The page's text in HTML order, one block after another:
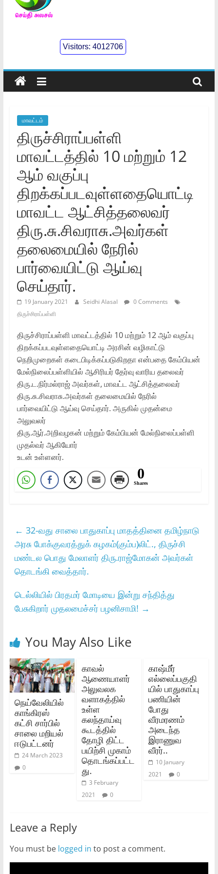
செய்திஅலசல்
Seidhialasal
Tamil
Online
Visitors:4012706
மாவட்டம்
திருச்சிராப்பள்ளி
மாவட்டத்தில்‌ 10 மற்றும்‌ 12
ஆம்‌ வகுப்பு
திறக்கப்படவுள்ளதையொட்டி
மாவட்ட ஆட்சித்தலைவர்‌
திரு.சு.சிவராசு.அவர்கள்‌
தலைமையில்‌ நேரில்‌
பார்வையிட்டு ஆய்வு
செய்தார்‌.
19 January 2021 Seidhi Alasal
0 Comments
திருச்சிராப்பள்ளி
திருச்சிராப்பள்ளி மாவட்டத்தில்‌ 10 மற்றும்‌ 12 ஆம்‌ வகுப்பு
திறக்கப்படவுள்ளதையொட்டி அரசின்‌ வழிகாட்டு
நெறிமுறைகள்‌ கடைபிடிக்கப்படுகிறதா என்பதை கேம்பியன்‌
மேல்நிலைப்பள்ளியில்‌ ஆசிரியர்‌ தேர்வு வாரிய தலைவர்‌
திரு.ட.நிர்மல்ராஜ்‌ அவர்கள்‌, மாவட்ட ஆட்சித்தலைவர்‌
திரு.சு.சிவராசு.அவர்கள்‌ தலைமையில்‌ நேரில்‌
பார்வையிட்டு ஆய்வு செய்தார்‌. அருகில்‌ முதன்மை
அலுவலர்‌
திரு.ஆர்‌.அறிவழகன்‌ மற்றும்‌ கேம்பியன்‌ மேல்நிலைப்பள்ளி
முதல்வர்‌ ஆகியோர்‌
உடன்‌ உள்ளனர்‌.
0
Shares
← 32-வது சாலை பாதுகாப்பு மாதத்தினை தமிழ்நாடு
அரசு போக்குவரத்துக்‌ கழகம்‌(கும்ப‌)லிட்‌., திருச்சி
மண்டல பொது மேலாளர்‌ திரு.ராஜ்மோகன்‌ அவர்கள்‌
தொடங்கி வைத்தார்‌.
டெல்லியில் பிரதமர் மோடியை இன்று சந்தித்து
பேசுகிறார் முதலமைச்சர் பழனிசாமி! →
You May Also Like
நெய்வேலியில்
காங்கிரஸ்
கட்சி சார்பில்
சாலை மறியல்
ஈடுபட்டனர்
24 March 2023
0
காவல்
ஆணையாளர்
அலுவலக
வளாகத்தில்
உள்ள
கலந்தாய்வு
கூடத்தில்
தோழி திட்ட
பயிற்சி முகாம்
தொடங்கப்பட்ட
து.
3 February
2021
0
காஷ்மீர்
எல்லைப்பகுதி
யில் பாதுகாப்பு
பணியின்
போது
வீரமரணம்
அடைந்த
இராணுவ
வீரர்..
10 January
2021
0
Leave a Reply
You must be logged in to post a comment.